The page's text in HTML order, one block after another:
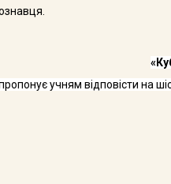
учням відповісти на